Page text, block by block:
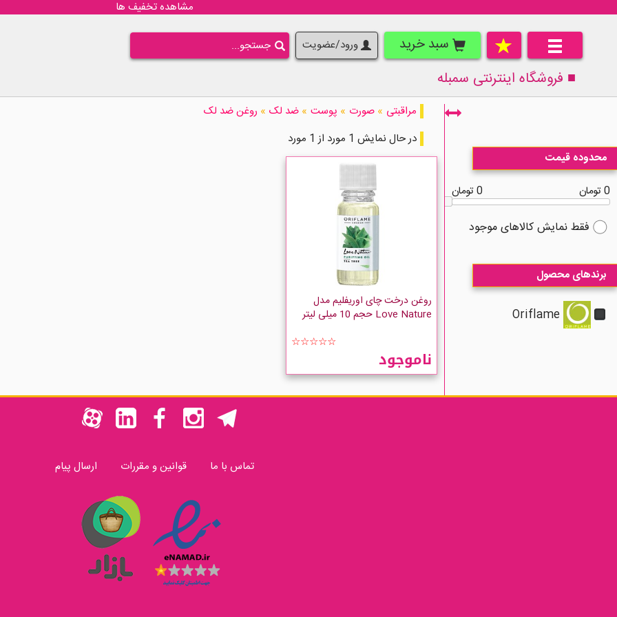
مشاهده تخفیف ها
سبد خرید ورود/عضویت
■ فروشگاه اینترنتی سمبله
محدوده قیمت
0 تومان
0 تومان
فقط نمایش کالاهای موجود
برندهای محصول
Oriflame
مراقبتی » صورت » پوست » ضد لک » روغن ضد لک
در حال نمایش 1 مورد از 1 مورد
روغن درخت چای اوریفلیم مدل
Love Nature حجم 10 میلی لیتر
☆☆☆☆☆
ناموجود
تماس با ما قوانین و مقررات ارسال پیام